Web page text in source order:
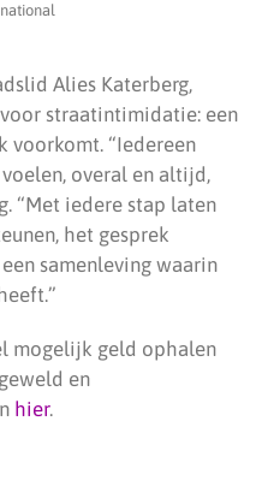
Alies Katerberg,
straatintimidatie: een
voorkomt. “Iedereen
overal en altijd,
“Met iedere stap laten
het gesprek
samenleving waarin
mogelijk geld ophalen
en
hier.